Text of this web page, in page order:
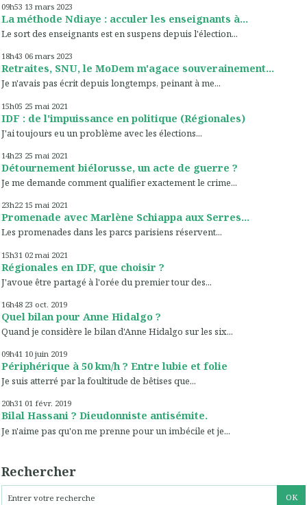
09h53 13 mars 2023
La méthode Ndiaye : acculer les enseignants à...
Le sort des enseignants est en suspens depuis l'élection...
18h43 06 mars 2023
Retraites, SNU, le MoDem m'agace souverainement...
Je n'avais pas écrit depuis longtemps, peinant à me...
15h05 25 mai 2021
IDF : de l'impuissance en politique (Régionales)
J'ai toujours eu un problème avec les élections...
14h23 25 mai 2021
Détournement biélorusse, un acte de guerre ?
Je me demande comment qualifier exactement le crime...
23h22 15 mai 2021
Promenade avec Marlène Schiappa aux Serres...
Les promenades dans les parcs parisiens réservent...
15h31 02 mai 2021
Régionales en IDF, que choisir ?
J'avoue être partagé à l'orée du premier tour des...
16h48 23 oct. 2019
Quel bilan pour Anne Hidalgo ?
Quand je considère le bilan d'Anne Hidalgo sur les six...
09h41 10 juin 2019
Périphérique à 50 km/h ? Entre lubie et folie
Je suis atterré par la foultitude de bêtises que...
20h31 01 févr. 2019
Bilal Hassani ? Dieudonniste antisémite.
Je n'aime pas qu'on me prenne pour un imbécile et je...
Rechercher